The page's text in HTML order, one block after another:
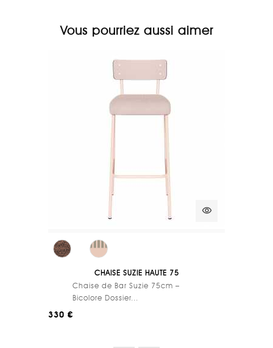
Vous pourriez aussi aimer
visibility
CHAISE SUZIE HAUTE 75
Chaise de Bar Suzie 75cm –
Bicolore Dossier...
330 €